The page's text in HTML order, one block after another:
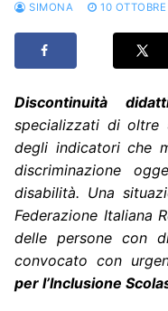
SIMONA 10
Discontinuità
specializzati di oltre
degli indicatori che
discriminazione
disabilità. Una
Federazione Italiana
delle persone con
convocato con
per l’Inclusione